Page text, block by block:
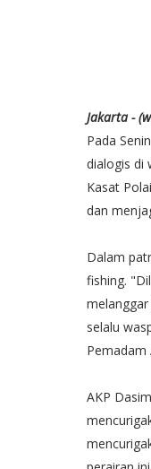
Jakarta -
Pada
dialogis di
Kasat
dan
Dalam
fishing.
selalu
Pemadam
AKP